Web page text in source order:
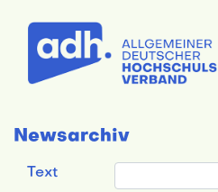
Newsarchiv
Text